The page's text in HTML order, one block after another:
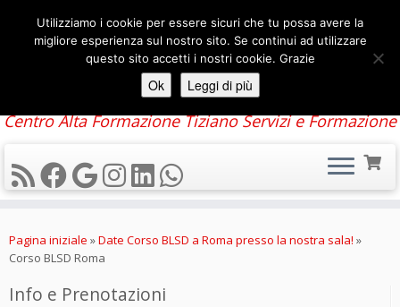
contenuto
Centro Alta Formazione Tiziano Servizi e Formazione
Pagina iniziale »Date Corso BLSD a Roma presso la nostra sala! »
Corso BLSD Roma
Info e Prenotazioni
Utilizziamo i cookie per essere sicuri che tu possa avere la
migliore esperienza sul nostro sito. Se continui ad utilizzare
questo sito accetti i nostri cookie. Grazie
Ok Leggi di più